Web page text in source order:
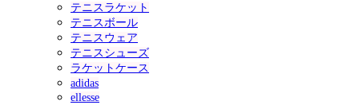
テニスラケット
テニスボール
テニスウェア
テニスシューズ
ラケットケース
adidas
ellesse